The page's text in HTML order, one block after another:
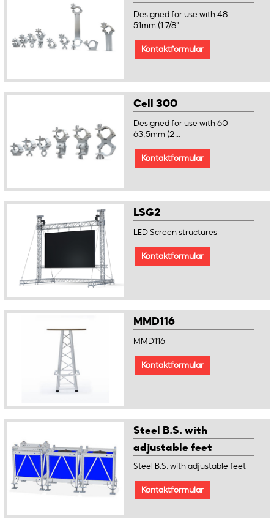
Designed for use with 48 -
51mm (1 7/8"...
Kontaktformular
Cell 300
Designed for use with 60 –
63,5mm (2...
Kontaktformular
LSG2
LED Screen structures
Kontaktformular
MMD116
MMD116
Kontaktformular
Steel B.S. with
adjustable feet
Steel B.S. with adjustable feet
Kontaktformular